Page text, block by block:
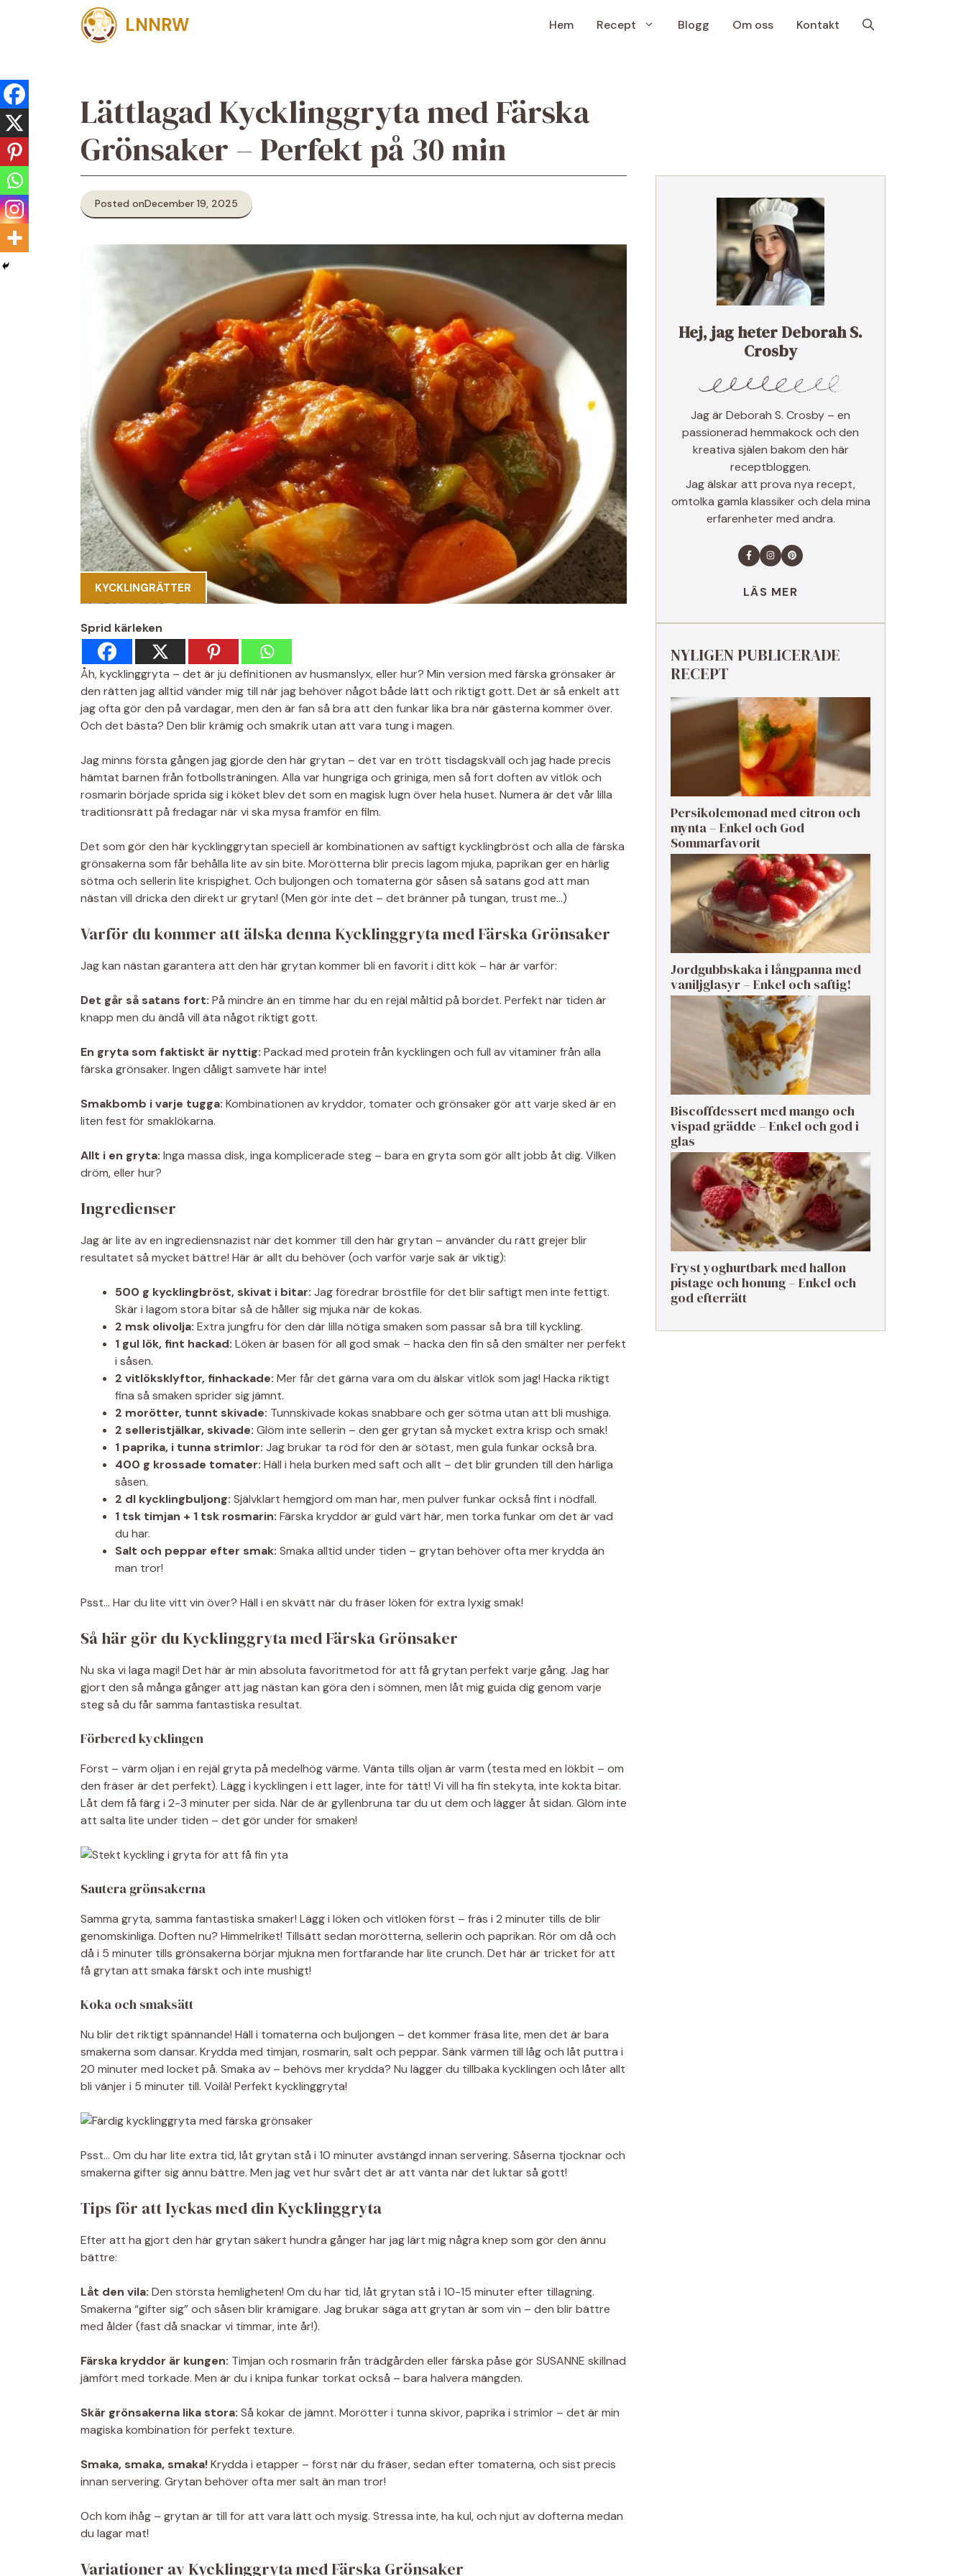
LNNRW Hem Recept Blogg Om oss Kontakt
Lättlagad Kycklinggryta med Färska
Grönsaker – Perfekt på 30 min
Posted onDecember 19, 2025
KYCKLINGRÄTTER
Sprid kärleken
Åh, kycklinggryta – det är ju definitionen av husmanslyx, eller hur? Min version med färska grönsaker är
den rätten jag alltid vänder mig till när jag behöver något både lätt och riktigt gott. Det är så enkelt att
jag ofta gör den på vardagar, men den är fan så bra att den funkar lika bra när gästerna kommer över.
Och det bästa? Den blir krämig och smakrik utan att vara tung i magen.
Jag minns första gången jag gjorde den här grytan – det var en trött tisdagskväll och jag hade precis
hämtat barnen från fotbollsträningen. Alla var hungriga och griniga, men så fort doften av vitlök och
rosmarin började sprida sig i köket blev det som en magisk lugn över hela huset. Numera är det vår lilla
traditionsrätt på fredagar när vi ska mysa framför en film.
Det som gör den här kycklinggrytan speciell är kombinationen av saftigt kycklingbröst och alla de färska
grönsakerna som får behålla lite av sin bite. Morötterna blir precis lagom mjuka, paprikan ger en härlig
sötma och sellerin lite krispighet. Och buljongen och tomaterna gör såsen så satans god att man
nästan vill dricka den direkt ur grytan! (Men gör inte det – det bränner på tungan, trust me…)
Varför du kommer att älska denna Kycklinggryta med Färska Grönsaker
Jag kan nästan garantera att den här grytan kommer bli en favorit i ditt kök – här är varför:
Det går så satans fort: På mindre än en timme har du en rejäl måltid på bordet. Perfekt när tiden är
knapp men du ändå vill äta något riktigt gott.
En gryta som faktiskt är nyttig: Packad med protein från kycklingen och full av vitaminer från alla
färska grönsaker. Ingen dåligt samvete här inte!
Smakbomb i varje tugga: Kombinationen av kryddor, tomater och grönsaker gör att varje sked är en
liten fest för smaklökarna.
Allt i en gryta: Inga massa disk, inga komplicerade steg – bara en gryta som gör allt jobb åt dig. Vilken
dröm, eller hur?
Ingredienser
Jag är lite av en ingrediensnazist när det kommer till den här grytan – använder du rätt grejer blir
resultatet så mycket bättre! Här är allt du behöver (och varför varje sak är viktig):
500 g kycklingbröst, skivat i bitar: Jag föredrar bröstfile för det blir saftigt men inte fettigt.
Skär i lagom stora bitar så de håller sig mjuka när de kokas.
2 msk olivolja: Extra jungfru för den där lilla nötiga smaken som passar så bra till kyckling.
1 gul lök, fint hackad: Löken är basen för all god smak – hacka den fin så den smälter ner perfekt
i såsen.
2 vitlöksklyftor, finhackade: Mer får det gärna vara om du älskar vitlök som jag! Hacka riktigt
fina så smaken sprider sig jämnt.
2 morötter, tunnt skivade: Tunnskivade kokas snabbare och ger sötma utan att bli mushiga.
2 selleristjälkar, skivade: Glöm inte sellerin – den ger grytan så mycket extra krisp och smak!
1 paprika, i tunna strimlor: Jag brukar ta röd för den är sötast, men gula funkar också bra.
400 g krossade tomater: Häll i hela burken med saft och allt – det blir grunden till den härliga
såsen.
2 dl kycklingbuljong: Självklart hemgjord om man har, men pulver funkar också fint i nödfall.
1 tsk timjan + 1 tsk rosmarin: Färska kryddor är guld värt här, men torka funkar om det är vad
du har.
Salt och peppar efter smak: Smaka alltid under tiden – grytan behöver ofta mer krydda än
man tror!
Psst… Har du lite vitt vin över? Häll i en skvätt när du fräser löken för extra lyxig smak!
Så här gör du Kycklinggryta med Färska Grönsaker
Nu ska vi laga magi! Det här är min absoluta favoritmetod för att få grytan perfekt varje gång. Jag har
gjort den så många gånger att jag nästan kan göra den i sömnen, men låt mig guida dig genom varje
steg så du får samma fantastiska resultat.
Förbered kycklingen
Först – värm oljan i en rejäl gryta på medelhög värme. Vänta tills oljan är varm (testa med en lökbit – om
den fräser är det perfekt). Lägg i kycklingen i ett lager, inte för tätt! Vi vill ha fin stekyta, inte kokta bitar.
Låt dem få färg i 2-3 minuter per sida. När de är gyllenbruna tar du ut dem och lägger åt sidan. Glöm inte
att salta lite under tiden – det gör under för smaken!
Sautera grönsakerna
Samma gryta, samma fantastiska smaker! Lägg i löken och vitlöken först – fräs i 2 minuter tills de blir
genomskinliga. Doften nu? Himmelriket! Tillsätt sedan morötterna, sellerin och paprikan. Rör om då och
då i 5 minuter tills grönsakerna börjar mjukna men fortfarande har lite crunch. Det här är tricket för att
få grytan att smaka färskt och inte mushigt!
Koka och smaksätt
Nu blir det riktigt spännande! Häll i tomaterna och buljongen – det kommer fräsa lite, men det är bara
smakerna som dansar. Krydda med timjan, rosmarin, salt och peppar. Sänk värmen till låg och låt puttra i
20 minuter med locket på. Smaka av – behövs mer krydda? Nu lägger du tillbaka kycklingen och låter allt
bli vänjer i 5 minuter till. Voilà! Perfekt kycklinggryta!
Psst… Om du har lite extra tid, låt grytan stå i 10 minuter avstängd innan servering. Såserna tjocknar och
smakerna gifter sig ännu bättre. Men jag vet hur svårt det är att vänta när det luktar så gott!
Tips för att lyckas med din Kycklinggryta
Efter att ha gjort den här grytan säkert hundra gånger har jag lärt mig några knep som gör den ännu
bättre:
Låt den vila: Den största hemligheten! Om du har tid, låt grytan stå i 10-15 minuter efter tillagning.
Smakerna “gifter sig” och såsen blir krämigare. Jag brukar säga att grytan är som vin – den blir bättre
med ålder (fast då snackar vi timmar, inte år!).
Färska kryddor är kungen: Timjan och rosmarin från trädgården eller färska påse gör SUSANNE skillnad
jämfört med torkade. Men är du i knipa funkar torkat också – bara halvera mängden.
Skär grönsakerna lika stora: Så kokar de jämnt. Morötter i tunna skivor, paprika i strimlor – det är min
magiska kombination för perfekt texture.
Smaka, smaka, smaka!Krydda i etapper – först när du fräser, sedan efter tomaterna, och sist precis
innan servering. Grytan behöver ofta mer salt än man tror!
Och kom ihåg – grytan är till för att vara lätt och mysig. Stressa inte, ha kul, och njut av dofterna medan
du lagar mat!
Variationer av Kycklinggryta med Färska Grönsaker
Hej, jag heter Deborah S.
Crosby
Jag är Deborah S. Crosby – en
passionerad hemmakock och den
kreativa själen bakom den här
receptbloggen.
Jag älskar att prova nya recept,
omtolka gamla klassiker och dela mina
erfarenheter med andra.
LÄS MER
NYLIGEN PUBLICERADE
RECEPT
Persikolemonad med citron och
mynta – Enkel och God
Sommarfavorit
Jordgubbskaka i långpanna med
vaniljglasyr – Enkel och saftig!
Biscoffdessert med mango och
vispad grädde – Enkel och god i
glas
Fryst yoghurtbark med hallon
pistage och honung – Enkel och
god efterrätt